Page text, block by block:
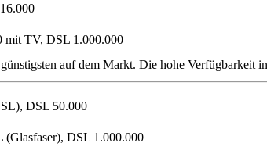
mit TV, DSL 1.000.000
auf dem Markt. Die hohe Verfügbarkeit
DSL 50.000
DSL 1.000.000